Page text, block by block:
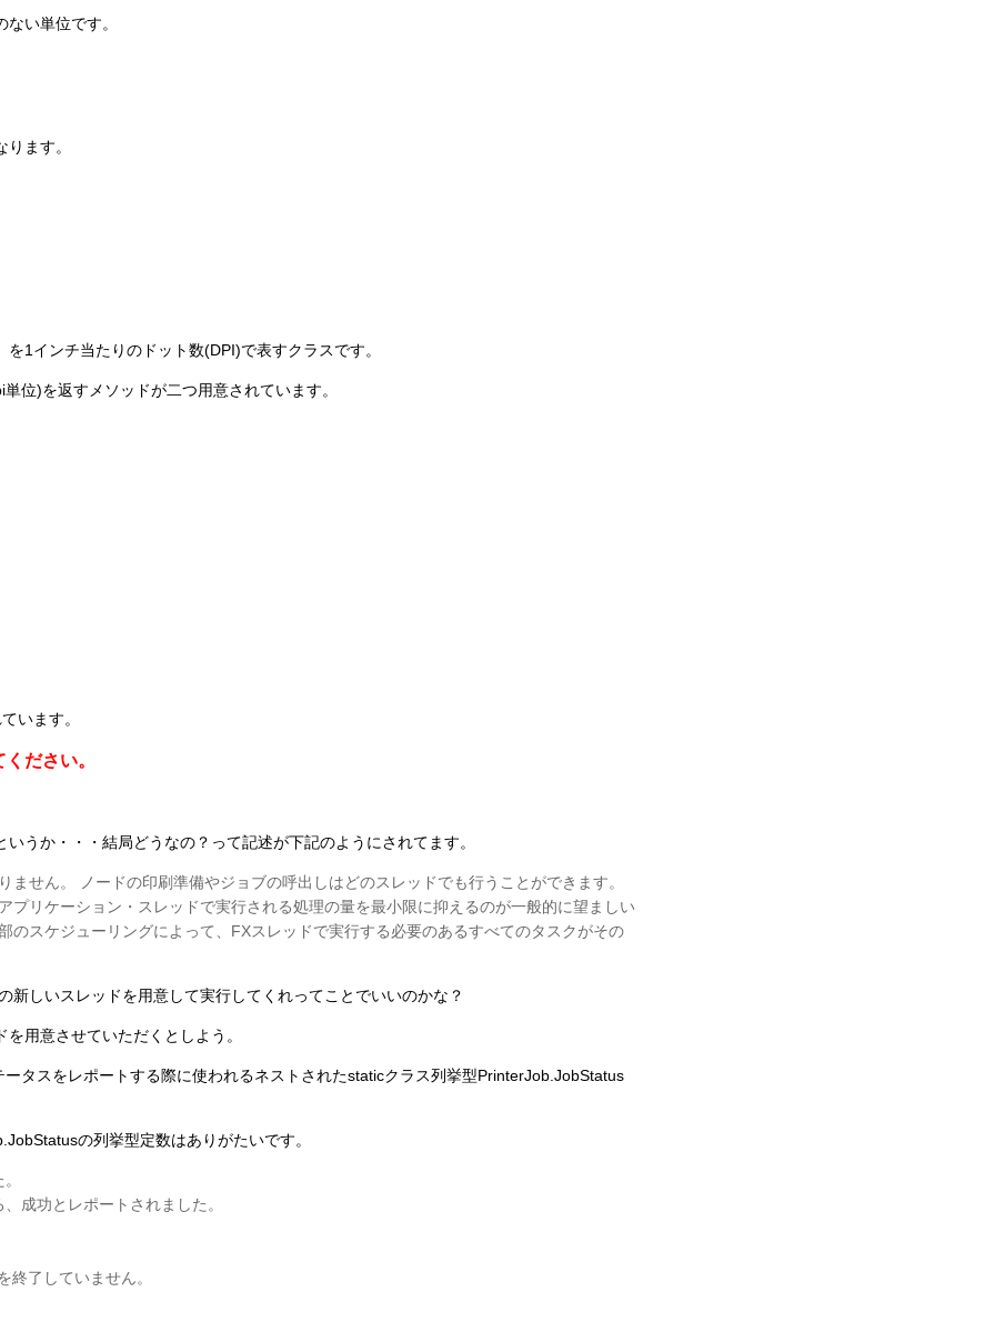
い単位です。
ます。
1インチ当たりのドット数(DPI)で表すクラスです。
位)を返すメソッドが二つ用意されています。
います。
ださい。
うか・・・結局どうなの？って記述が下記のようにされてます。
せん。 ノードの印刷準備やジョブの呼出しはどのスレッドでも行うことができます。
リケーション・スレッドで実行される処理の量を最小限に抑えるのが一般的に望ましい
スケジューリングによって、FXスレッドで実行する必要のあるすべてのタスクがその
しいスレッドを用意して実行してくれってことでいいのかな？
用意させていただくとしよう。
タスをレポートする際に使われるネストされたstaticクラス列挙型PrinterJob.JobStatus
の列挙型定数はありがたいです。
成功とレポートされました。
了していません。